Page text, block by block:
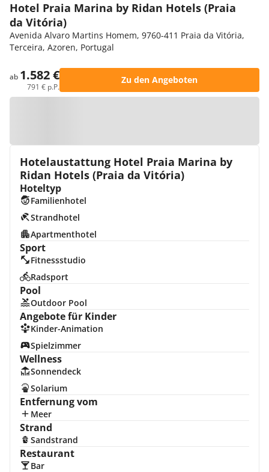
Hotel Praia Marina by Ridan Hotels (Praia
da Vitória)
Avenida Alvaro Martins Homem, 9760-411 Praia da Vitória,
Terceira, Azoren, Portugal
ab 1.582 €
791 € p.P.
Zu den Angeboten
Hotelaustattung Hotel Praia Marina by
Ridan Hotels (Praia da Vitória)
Hoteltyp
Familienhotel
Strandhotel
Apartmenthotel
Sport
Fitnessstudio
Radsport
Pool
Outdoor Pool
Angebote für Kinder
Kinder-Animation
Spielzimmer
Wellness
Sonnendeck
Solarium
Entfernung vom
Meer
Strand
Sandstrand
Restaurant
Bar